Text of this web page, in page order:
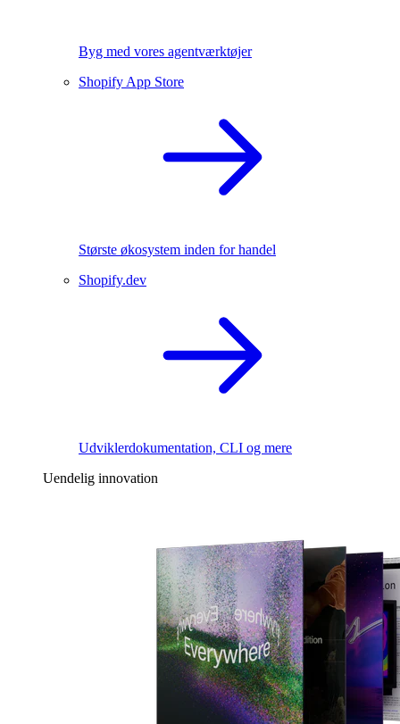
Byg med vores agentværktøjer
Shopify App Store
Største økosystem inden for handel
Shopify.dev
Udviklerdokumentation, CLI og mere
Uendelig innovation